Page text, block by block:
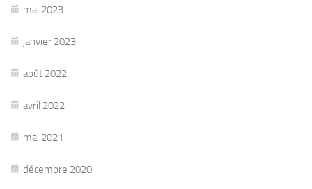
mai 2023
janvier 2023
août 2022
avril 2022
mai 2021
décembre 2020